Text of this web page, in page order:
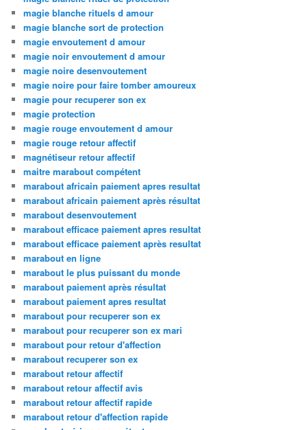
magie blanche rituels d amour
magie blanche sort de protection
magie envoutement d amour
magie noir envoutement d amour
magie noire desenvoutement
magie noire pour faire tomber amoureux
magie pour recuperer son ex
magie protection
magie rouge envoutement d amour
magie rouge retour affectif
magnétiseur retour affectif
maitre marabout compétent
marabout africain paiement apres resultat
marabout africain paiement après résultat
marabout desenvoutement
marabout efficace paiement apres resultat
marabout efficace paiement après resultat
marabout en ligne
marabout le plus puissant du monde
marabout paiement après résultat
marabout paiement apres resultat
marabout pour recuperer son ex
marabout pour recuperer son ex mari
marabout pour retour d'affection
marabout recuperer son ex
marabout retour affectif
marabout retour affectif avis
marabout retour affectif rapide
marabout retour d'affection rapide